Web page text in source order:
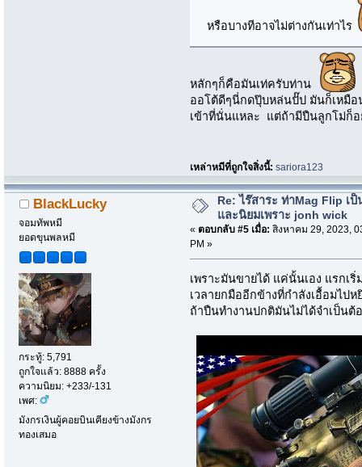
หรือบางทีอาจไม่ต่างกันเท่าไร
หลักๆก็คือมันเท่ครับท่าน
ออโต้ดีๆนี่กดปุ๊บหล่นปั๊ป มันก็เหมื
เข้าที่นั่นแหละ แต่ถ้ามีปืนลูกโม่ก็
เหล่าหมีที่ถูกใจสิ่งนี้:sariora123
BlackLucky
จอมทัพหมี
ยอดขุนพลหมี
กระทู้: 5,791
ถูกใจแล้ว: 8888 ครั้ง
ความนิยม: +233/-131
เพศ:
มังกรเงินผู้คอยบินเคียงข้างมังกร
ทองเสมอ
Re: ไร๊สาระ ท่าMag Flip เป็
และนิยมเพราะ jonh wick
« ตอบกลับ #5 เมื่อ: สิงหาคม 29, 2023,
PM »
เพราะมันขายได้ แค่นั้นเอง แรกเ
เวลายกมืออีกข้างที่กำลังเอื้อมไป
ถ้าปืนทำงานปกติมันไม่ได้จำเป็นต้อ